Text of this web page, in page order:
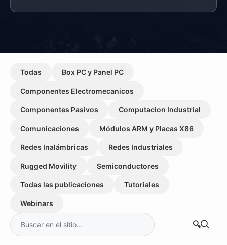
Todas Box PC y Panel PC
Componentes Electromecanicos
Componentes Pasivos Computacion Industrial
Comunicaciones Módulos ARM y Placas X86
Redes Inalámbricas Redes Industriales
Rugged Movility Semiconductores
Todas las publicaciones Tutoriales
Webinars
Buscar: